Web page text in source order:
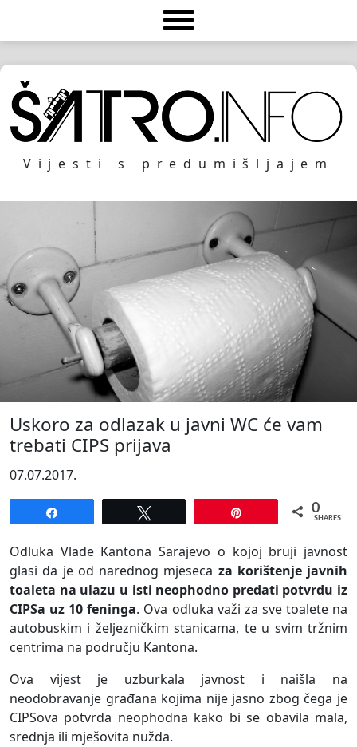
Vijesti s predumišljajem
Uskoro za odlazak u javni WC će vam
trebati CIPS prijava
07.07.2017.
0
SHARES
Odluka Vlade Kantona Sarajevo o kojoj bruji javnost
glasi da je od narednog mjeseca za korištenje javnih
toaleta na ulazu u isti neophodno predati potvrdu iz
CIPSa uz 10 feninga. Ova odluka važi za sve toalete na
autobuskim i željezničkim stanicama, te u svim tržnim
centrima na području Kantona.
Ova vijest je uzburkala javnost i naišla na
neodobravanje građana kojima nije jasno zbog čega je
CIPSova potvrda neophodna kako bi se obavila mala,
srednja ili mješovita nužda.